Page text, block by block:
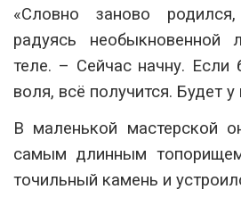
«Словно заново
радуясь необыкновенной
теле. – Сейчас начну. Если
воля, всё получится. Будет
В маленькой мастерской
самым длинным
точильный камень и